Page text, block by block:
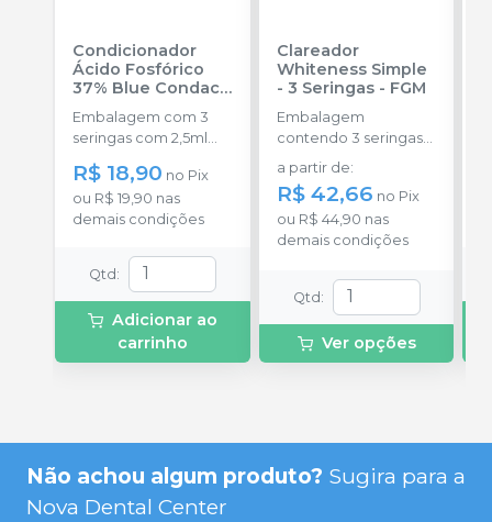
Condicionador
Ácido Fosfórico
37% Blue Condac-
FGM
Embalagem com 3
seringas com 2,5ml
cada uma e 3
ponteiras para
aplicação.
R$ 18,90 no Pix
ou R$ 19,90 nas
demais condições
Qtd :
Adicionar ao
carrinho
Clareador
Whiteness Simple
- 3 Seringas- FGM
Embalagem
contendo 3 seringas
com 3g de gel cada
uma.
a partir de:
R$ 42,66 no Pix
ou R$ 44,90 nas
demais condições
Qtd :
Ver opções
Não achou algum produto? Sugira para a
Nova Dental Center